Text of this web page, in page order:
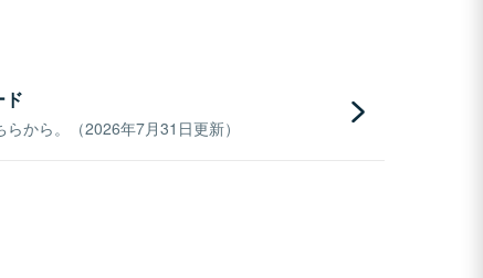
ド
から。（2026年7月31日更新）